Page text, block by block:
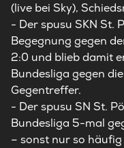
(live bei Sky),
- Der spusu SKN St.
Begegnung gegen
2:0 und blieb damit
Bundesliga gegen
Gegentreffer.
- Der spusu SN St.
Bundesliga 5-mal
– sonst nur so